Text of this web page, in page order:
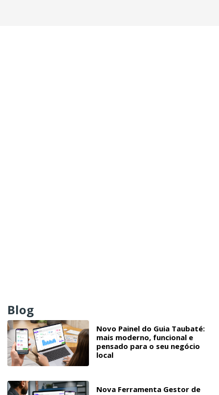
Blog
Novo Painel do Guia Taubaté:
mais moderno, funcional e
pensado para o seu negócio
local
Nova Ferramenta Gestor de